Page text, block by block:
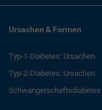
Ursachen & Formen
Typ-1-Diabetes: Ursachen
Typ-2-Diabetes: Ursachen
Schwangerschaftsdiabetes